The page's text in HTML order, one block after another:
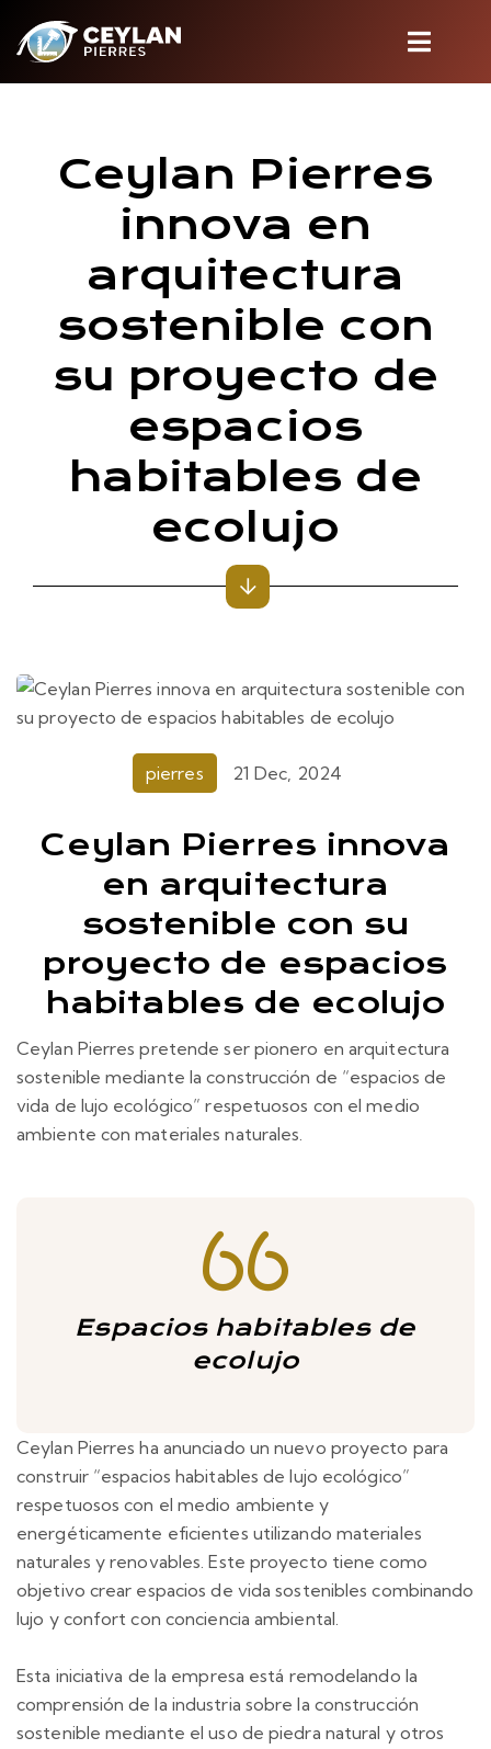
Ceylan Pierres
innova en
arquitectura
sostenible con
su proyecto de
espacios
habitables de
ecolujo
pierres 21 Dec, 2024
Ceylan Pierres innova
en arquitectura
sostenible con su
proyecto de espacios
habitables de ecolujo
Ceylan Pierres pretende ser pionero en arquitectura
sostenible mediante la construcción de “espacios de
vida de lujo ecológico” respetuosos con el medio
ambiente con materiales naturales.
Espacios habitables de
ecolujo
Ceylan Pierres ha anunciado un nuevo proyecto para
construir “espacios habitables de lujo ecológico”
respetuosos con el medio ambiente y
energéticamente eficientes utilizando materiales
naturales y renovables. Este proyecto tiene como
objetivo crear espacios de vida sostenibles combinando
lujo y confort con conciencia ambiental.
Esta iniciativa de la empresa está remodelando la
comprensión de la industria sobre la construcción
sostenible mediante el uso de piedra natural y otros